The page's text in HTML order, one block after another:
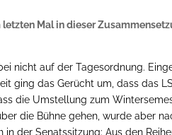
Mal in dieser
nicht auf der Tagesordnung.
ging das Gerücht um, dass das
die Umstellung zum
die Bühne gehen, wurde aber
der Senatssitzung: Aus den